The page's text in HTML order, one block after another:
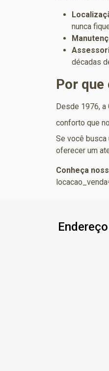
nunca
décadas
Por
Desde 1976, a
conforto que
Se você busca
oferecer um
Conheça
Endereço